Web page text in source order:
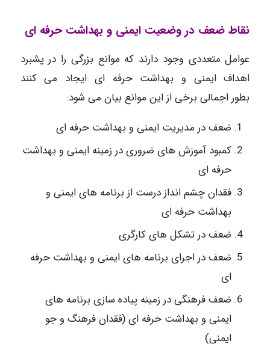
نقاط ضعف در وضعیت ایمنی و بهداشت حرفه ای
عوامل متعددی وجود دارند که موانع بزرگی را در پشبرد
اهداف ایمنی و بهداشت حرفه ای ایجاد می کنند
بطور اجمالی برخی از این موانع بیان می شود:
ضعف در مدیریت ایمنی و بهداشت حرفه ای
کمبود آموزش های ضروری در زمینه ایمنی و بهداشت
حرفه ای
فقدان چشم انداز درست از برنامه های ایمنی و
بهداشت حرفه ای
ضعف در تشکل های کارگری
ضعف در اجرای برنامه های ایمنی و بهداشت حرفه
ای
ضعف فرهنگی در زمینه پیاده سازی برنامه های
ایمنی و بهداشت حرفه ای (فقدان فرهنگ و جو
ایمنی)